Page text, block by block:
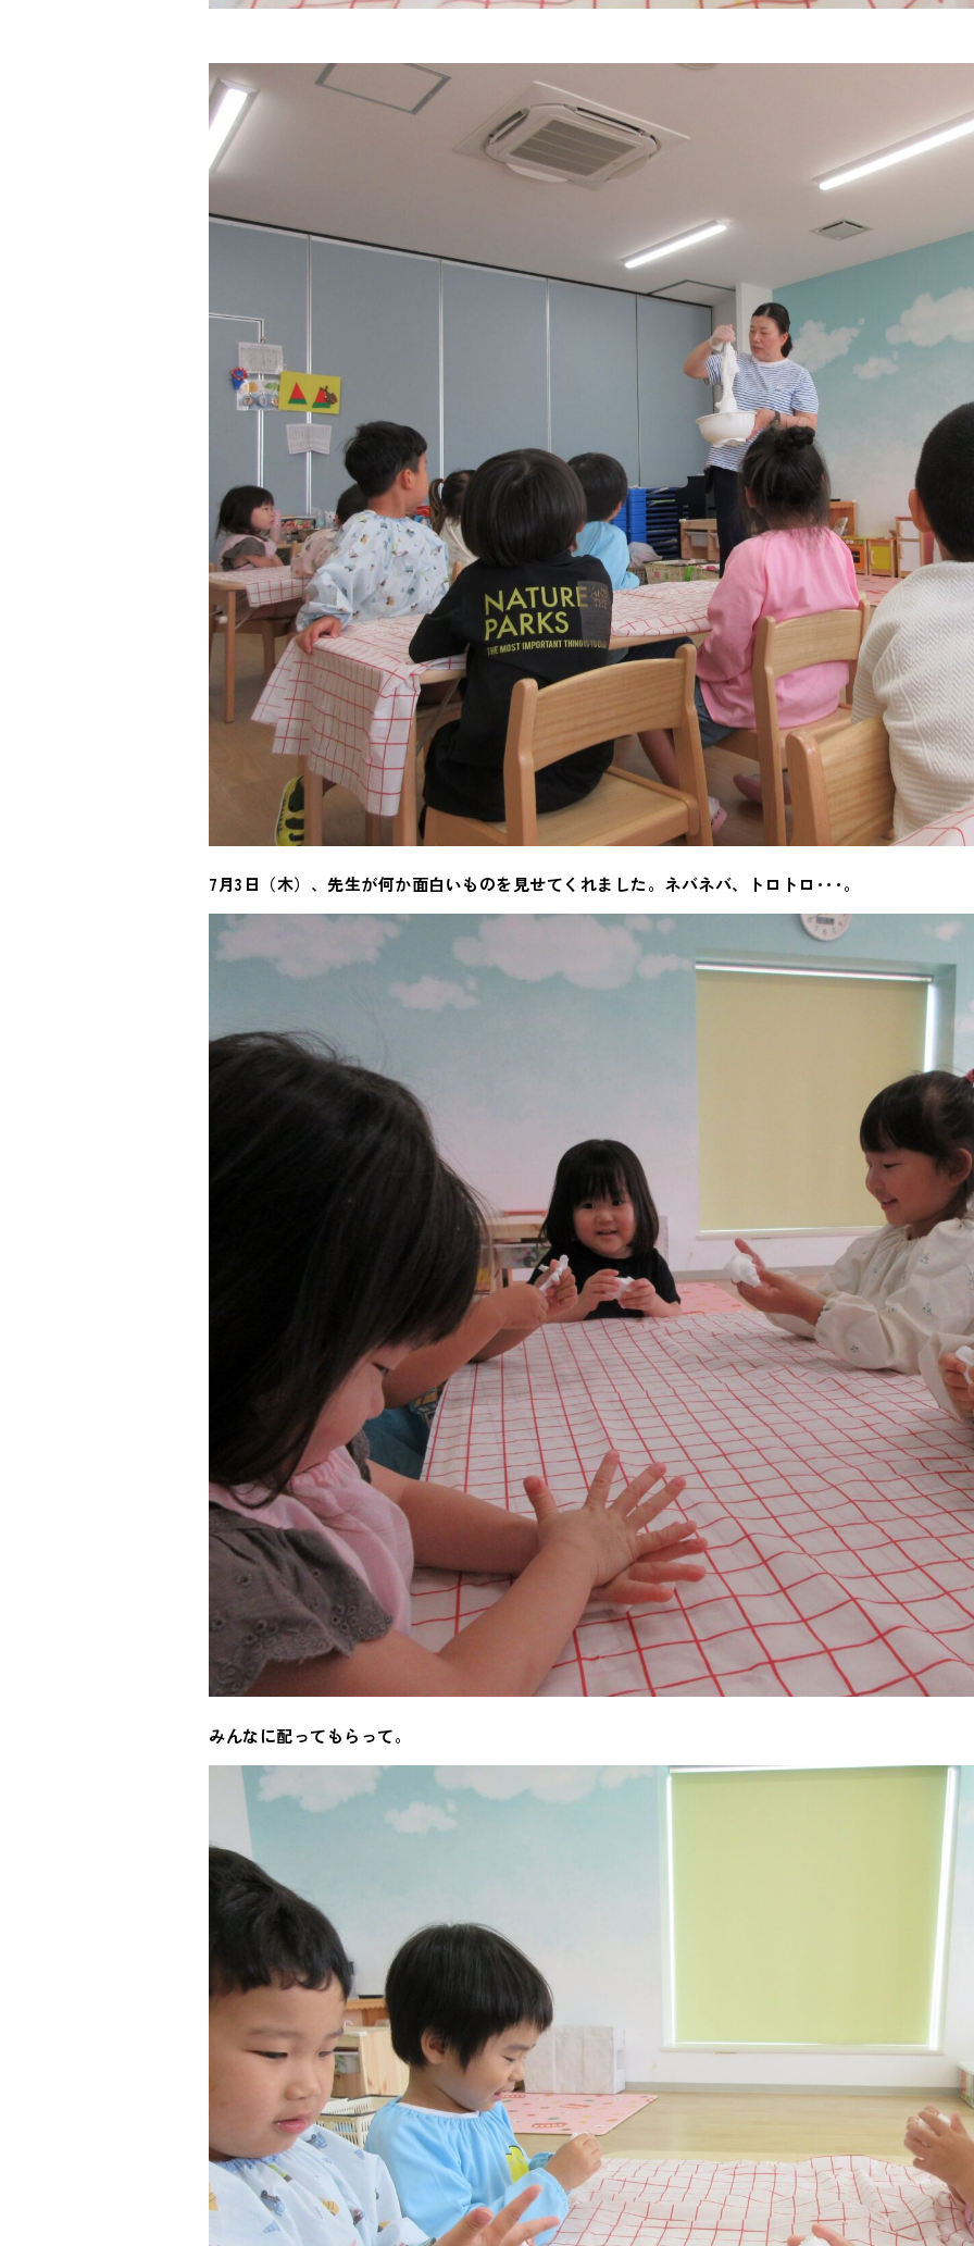
7月3日（木）、先生が何か面白いものを見せてくれました。ネバネバ、トロトロ･･･。
みんなに配ってもらって。